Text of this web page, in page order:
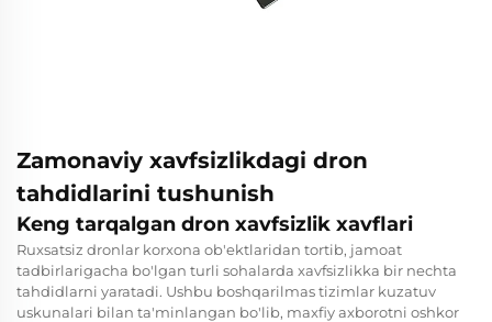
Zamonaviy xavfsizlikdagi dron
tahdidlarini tushunish
Keng tarqalgan dron xavfsizlik xavflari
Ruxsatsiz dronlar korxona ob'ektlaridan tortib, jamoat
tadbirlarigacha bo'lgan turli sohalarda xavfsizlikka bir nechta
tahdidlarni yaratadi. Ushbu boshqarilmas tizimlar kuzatuv
uskunalari bilan ta'minlangan bo'lib, maxfiy axborotni oshkor